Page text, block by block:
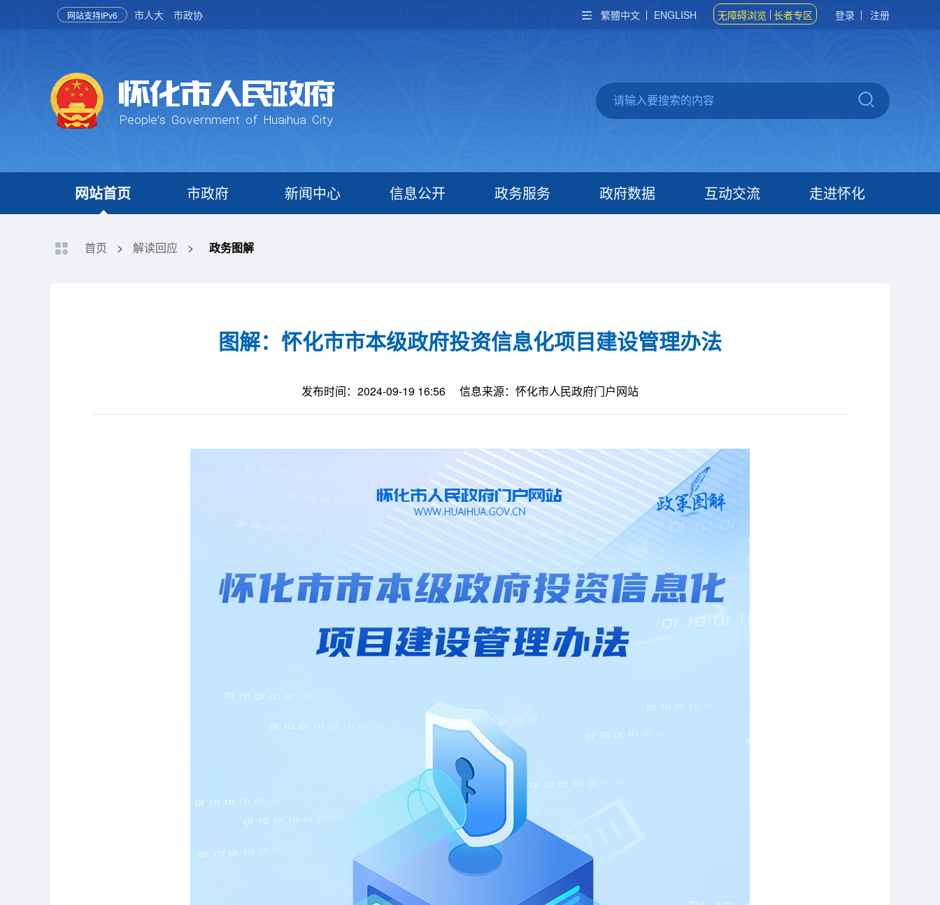
网站支持IPv6 市人大 市政协 繁體中文 ENGLISH 无障碍浏览 长者专区 登录 注册
网站首页 市政府 新闻中心 信息公开 政务服务 政府数据 互动交流 走进怀化
首页 > 解读回应 > 政务图解
图解：怀化市市本级政府投资信息化项目建设管理办法
发布时间：2024-09-19 16:56 信息来源：怀化市人民政府门户网站